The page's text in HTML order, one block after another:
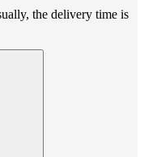
the delivery time is